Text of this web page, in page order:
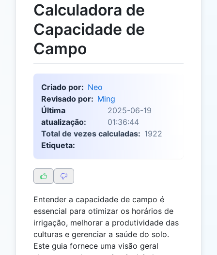
Calculadora de
Capacidade de
Campo
Criado por: Neo
Revisado por: Ming
Última
atualização:
2025-06-19
01:36:44
Total de vezes calculadas: 1922
Etiqueta:
Entender a capacidade de campo é
essencial para otimizar os horários de
irrigação, melhorar a produtividade das
culturas e gerenciar a saúde do solo.
Este guia fornece uma visão geral